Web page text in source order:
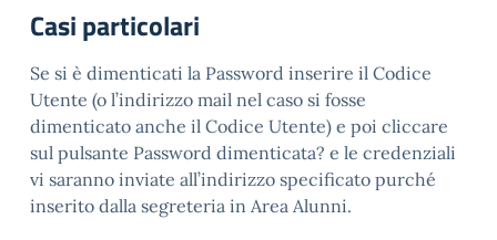
Casi particolari
Se si è dimenticati la Password inserire il Codice
Utente (o l’indirizzo mail nel caso si fosse
dimenticato anche il Codice Utente) e poi cliccare
sul pulsante Password dimenticata? e le credenziali
vi saranno inviate all’indirizzo specificato purché
inserito dalla segreteria in Area Alunni.